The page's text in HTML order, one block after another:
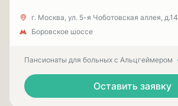
г. Москва, ул. 5-я Чоботовская аллея, д.14
Боровское шоссе
Пансионаты для больных с Альцгеймером
Оставить заявку